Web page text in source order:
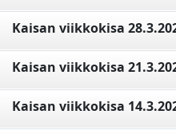
Kaisan viikkokisa
Kaisan viikkokisa
Kaisan viikkokisa